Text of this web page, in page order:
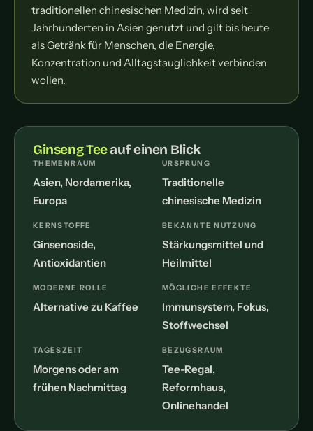
traditionellen chinesischen Medizin, wird seit
Jahrhunderten in Asien genutzt und gilt bis heute
als Getränk für Menschen, die Energie,
Konzentration und Alltagstauglichkeit verbinden
wollen.
Ginseng Teeauf einen Blick
THEMENRAUM
Asien, Nordamerika,
Europa
URSPRUNG
Traditionelle
chinesische Medizin
KERNSTOFFE
Ginsenoside,
Antioxidantien
BEKANNTE NUTZUNG
Stärkungsmittel und
Heilmittel
MODERNE ROLLE
Alternative zu Kaffee
MÖGLICHE EFFEKTE
Immunsystem, Fokus,
Stoffwechsel
TAGESZEIT
Morgens oder am
frühen Nachmittag
BEZUGSRAUM
Tee-Regal,
Reformhaus,
Onlinehandel